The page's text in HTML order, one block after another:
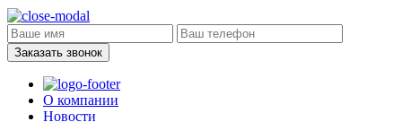
Заказать звонок
О компании
Новости